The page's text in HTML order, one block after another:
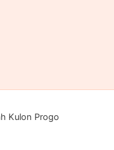
Kulon Progo